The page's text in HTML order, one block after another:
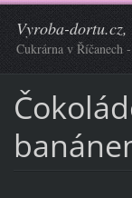
Vyroba-dortu.cz,
Cukrárna v Říčanech